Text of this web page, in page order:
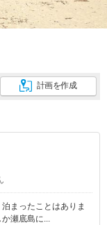
計画を作成
まったことはありま
瀬底島に...